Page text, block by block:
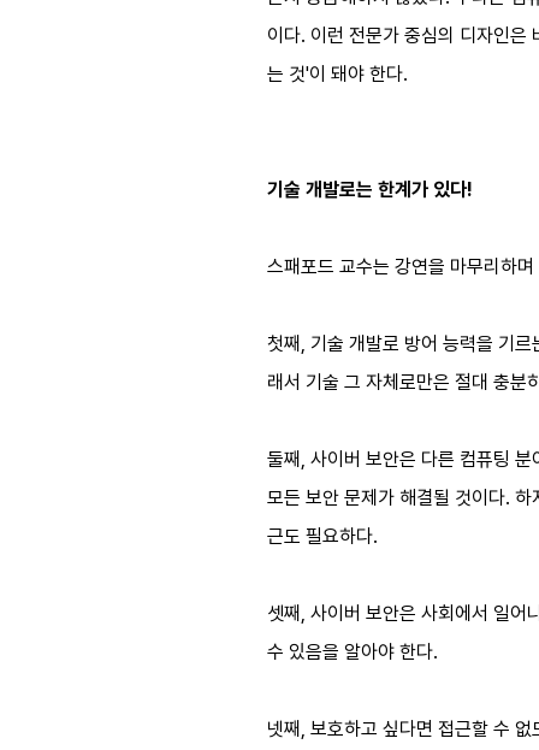
이다. 이런 전문가 중심의 디자인은
는 것'이 돼야 한다.
기술 개발로는 한계가 있다!
스패포드 교수는 강연을 마무리하
첫째, 기술 개발로 방어 능력을 기
래서 기술 그 자체로만은 절대 충분
둘째, 사이버 보안은 다른 컴퓨팅
모든 보안 문제가 해결될 것이다.
근도 필요하다.
셋째, 사이버 보안은 사회에서 일어
수 있음을 알아야 한다.
넷째, 보호하고 싶다면 접근할 수